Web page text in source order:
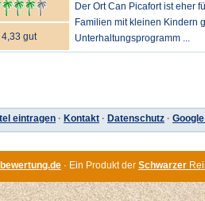
Der Ort Can Picafort ist eher
Familien mit kleinen Kindern
Unterhaltungsprogramm ...
4,33 gut
eintragen · Kontakt · Datenschutz ·
· Ein Produkt der Schwarzer